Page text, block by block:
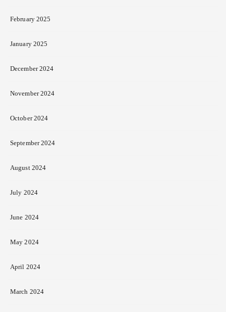
February 2025
January 2025
December 2024
November 2024
October 2024
September 2024
August 2024
July 2024
June 2024
May 2024
April 2024
March 2024